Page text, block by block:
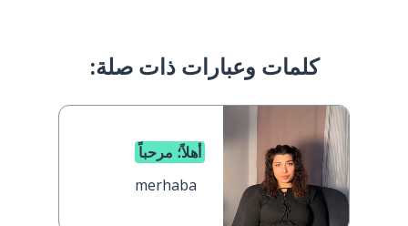
كلمات وعبارات ذات صلة:
أهلاً؛ مرحباً
merhaba